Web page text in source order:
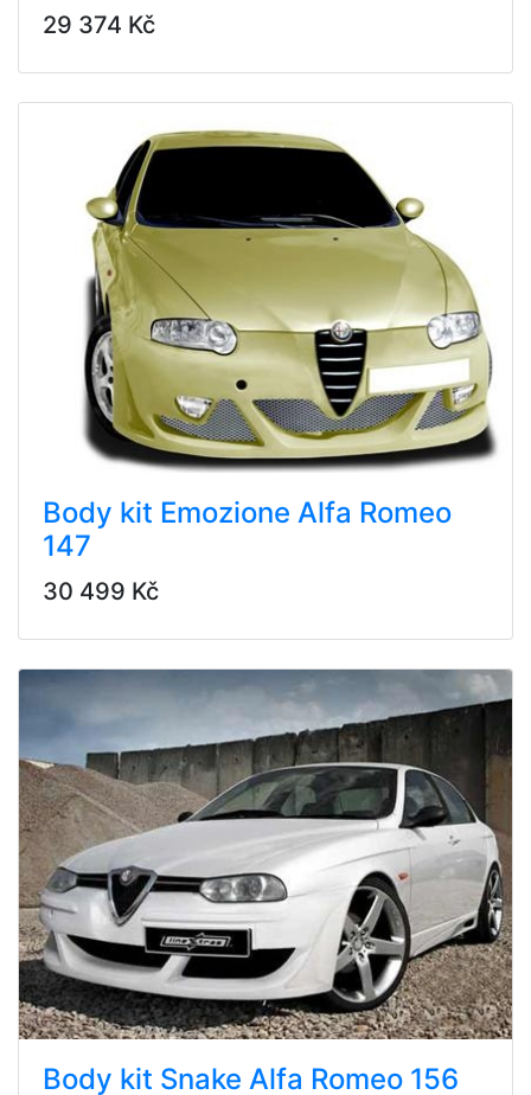
29 374 Kč
Body kit Emozione Alfa Romeo
147
30 499 Kč
Body kit Snake Alfa Romeo 156